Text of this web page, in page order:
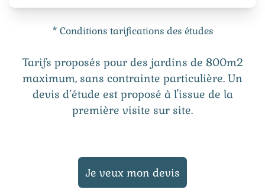
* Conditions tarifications des études
Tarifs proposés pour des jardins de 800m2
maximum, sans contrainte particulière. Un
devis d’étude est proposé à l'issue de la
première visite sur site.
Je veux mon devis